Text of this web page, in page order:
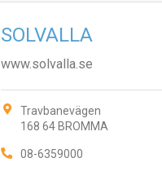
SOLVALLA
www.solvalla.se
Travbanevägen
168 64 BROMMA
08-6359000